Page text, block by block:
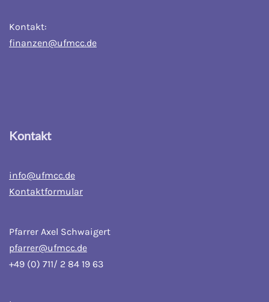
Kontakt:
finanzen@ufmcc.de
Kontakt
info@ufmcc.de
Kontaktformular
Pfarrer Axel Schwaigert
pfarrer@ufmcc.de
+49 (0) 711/ 2 84 19 63